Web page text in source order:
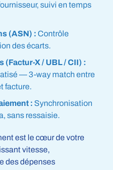
suivi en temps
(ASN) : Contrôle
des écarts.
(Factur-X / UBL / CII) :
— 3-way match entre
facture.
: Synchronisation
sans ressaisie.
est le cœur de votre
vitesse,
des dépenses